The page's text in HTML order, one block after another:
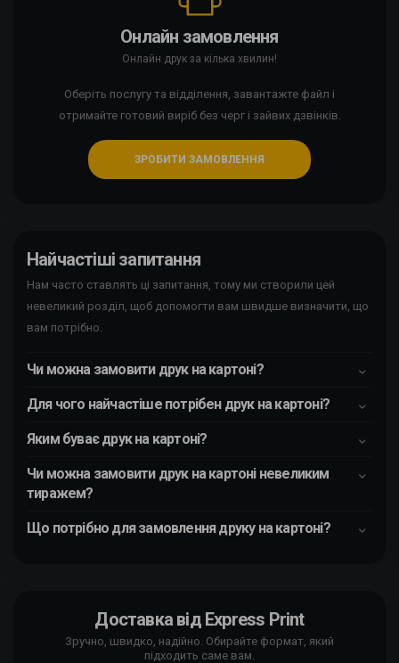
Онлайн замовлення
Онлайн друк за кілька хвилин!
Оберіть послугу та відділення, завантажте файл і
отримайте готовий виріб без черг і зайвих дзвінків.
ЗРОБИТИ ЗАМОВЛЕННЯ
Найчастіші запитання
Нам часто ставлять ці запитання, тому ми створили цей
невеликий розділ, щоб допомогти вам швидше визначити, що
вам потрібно.
Чи можна замовити друк на картоні?
Для чого найчастіше потрібен друк на картоні?
Яким буває друк на картоні?
Чи можна замовити друк на картоні невеликим
тиражем?
Що потрібно для замовлення друку на картоні?
Доставка від Express Print
Зручно, швидко, надійно. Обирайте формат, який
підходить саме вам.